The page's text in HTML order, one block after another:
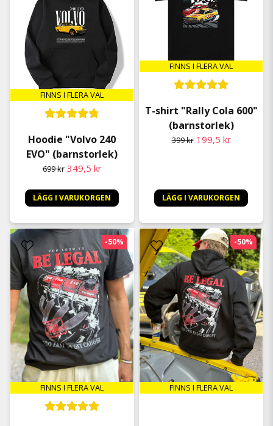
FINNS I FLERA VAL
Hoodie "Volvo 240
EVO" (barnstorlek)
699 kr 349,5 kr
LÄGG I VARUKORGEN
FINNS I FLERA VAL
T-shirt "Rally Cola 600"
(barnstorlek)
399 kr 199,5 kr
LÄGG I VARUKORGEN
FINNS I FLERA VAL
-50%
FINNS I FLERA VAL
-50%